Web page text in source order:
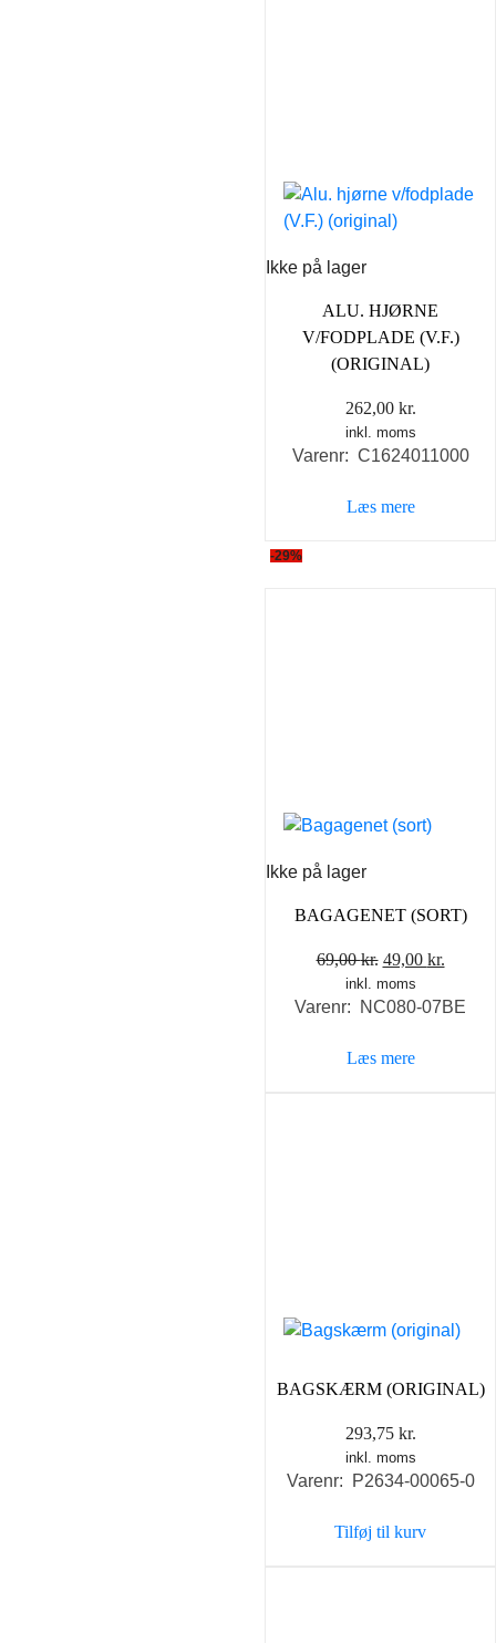
Ikke på lager
ALU. HJØRNE
V/FODPLADE (V.F.)
(ORIGINAL)
262,00 kr.
inkl. moms
Varenr: C1624011000
Læs mere
-29%
Ikke på lager
BAGAGENET (SORT)
69,00kr. Den
oprindelige
pris
69,00 kr..
49,00 kr.
pris
inkl. moms
Varenr: NC080-07BE
Læs mere
BAGSKÆRM (ORIGINAL)
293,75 kr.
inkl. moms
Varenr: P2634-00065-0
Tilføj til kurv